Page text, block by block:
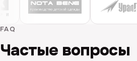
FAQ
Частые вопросы